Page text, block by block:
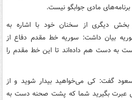
مادی جوابگو نیست.
دیگری از سخنان خود با اشاره به
بیان داشت: سوریه خط مقدم دفاع از
به دست هم داده‌اند تا این خط مقدم را
گفت: کی می‌خواهید بیدار شوید و از
عبرت بگیرید شما که پشت صحنه دست به